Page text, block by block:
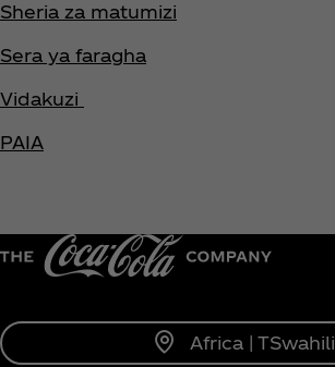
Sheria za matumizi
Sera ya faragha
Vidakuzi
PAIA
Africa | TSwahili